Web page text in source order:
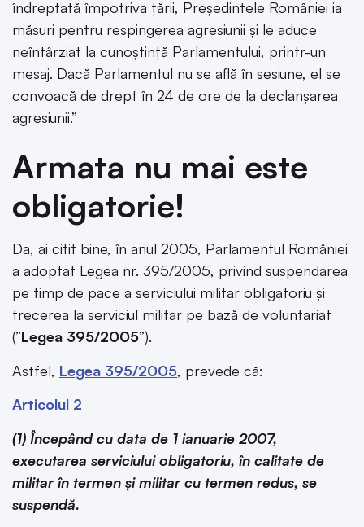
îndreptată împotriva țării, Președintele României ia
măsuri pentru respingerea agresiunii şi le aduce
neîntârziat la cunoștință Parlamentului, printr-un
mesaj. Dacă Parlamentul nu se află în sesiune, el se
convoacă de drept în 24 de ore de la declanșarea
agresiunii.”
Armata nu mai este
obligatorie!
Da, ai citit bine, în anul 2005, Parlamentul României
a adoptat Legea nr. 395/2005, privind suspendarea
pe timp de pace a serviciului militar obligatoriu şi
trecerea la serviciul militar pe bază de voluntariat
(”Legea 395/2005”).
Astfel, Legea 395/2005, prevede că:
Articolul 2
(1) Începând cu data de 1 ianuarie 2007,
executarea serviciului obligatoriu, în calitate de
militar în termen şi militar cu termen redus, se
suspendă.